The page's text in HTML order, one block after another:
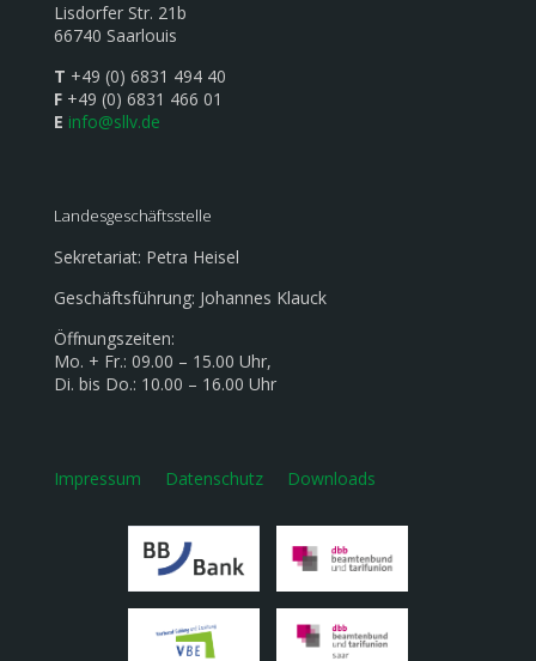
Lisdorfer Str. 21b
66740 Saarlouis
T +49 (0) 6831 494 40
F +49 (0) 6831 466 01
E info@sllv.de
Landesgeschäftsstelle
Sekretariat: Petra Heisel
Geschäftsführung: Johannes Klauck
Öffnungszeiten:
Mo. + Fr.: 09.00 – 15.00 Uhr,
Di. bis Do.: 10.00 – 16.00 Uhr
Impressum Datenschutz Downloads